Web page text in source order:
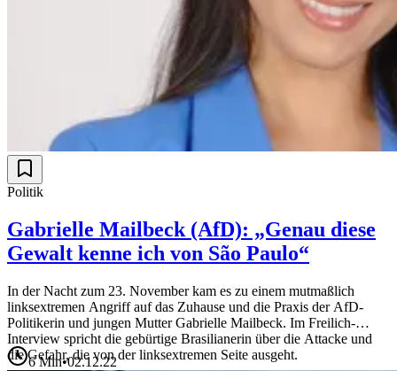
Politik
Gabrielle Mailbeck (AfD): „Genau diese
Gewalt kenne ich von São Paulo“
In der Nacht zum 23. November kam es zu einem mutmaßlich
linksextremen Angriff auf das Zuhause und die Praxis der AfD-
Politikerin und jungen Mutter Gabrielle Mailbeck. Im Freilich-
Interview spricht die gebürtige Brasilianerin über die Attacke und
die Gefahr, die von der linksextremen Seite ausgeht.
6Min•02.12.22